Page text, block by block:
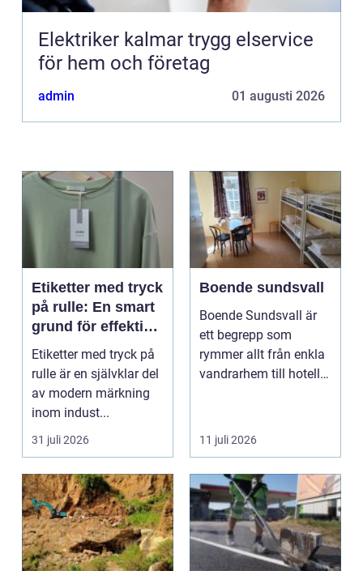
Elektriker kalmar trygg elservice
för hem och företag
admin 01 augusti 2026
Etiketter med tryck
på rulle: En smart
grund för effektiv
märkning
Etiketter med tryck på
rulle är en självklar del
av modern märkning
inom indust...
31 juli 2026
Boende sundsvall
Boende Sundsvall är
ett begrepp som
rymmer allt från enkla
vandrarhem till hotell
11 juli 2026